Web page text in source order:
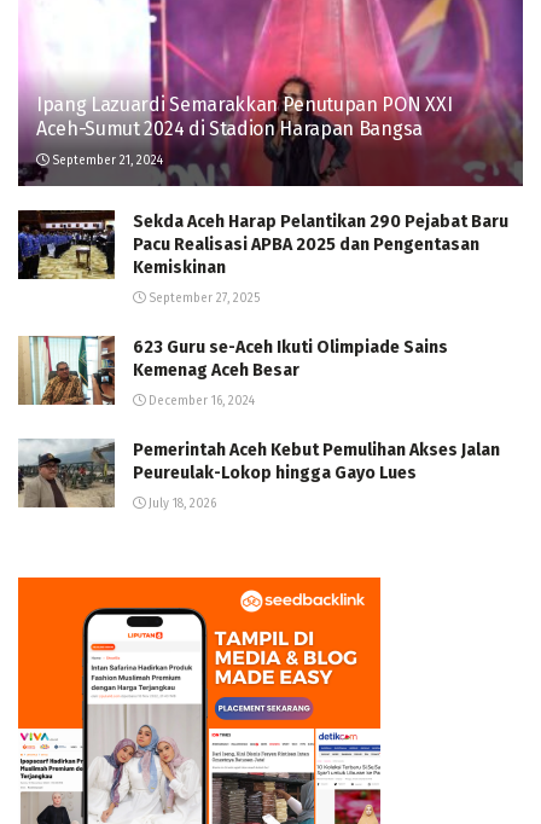
Ipang Lazuardi Semarakkan Penutupan PON XXI
Aceh-Sumut 2024 di Stadion Harapan Bangsa
September 21, 2024
Sekda Aceh Harap Pelantikan 290 Pejabat Baru
Pacu Realisasi APBA 2025 dan Pengentasan
Kemiskinan
September 27, 2025
623 Guru se-Aceh Ikuti Olimpiade Sains
Kemenag Aceh Besar
December 16, 2024
Pemerintah Aceh Kebut Pemulihan Akses Jalan
Peureulak-Lokop hingga Gayo Lues
July 18, 2026